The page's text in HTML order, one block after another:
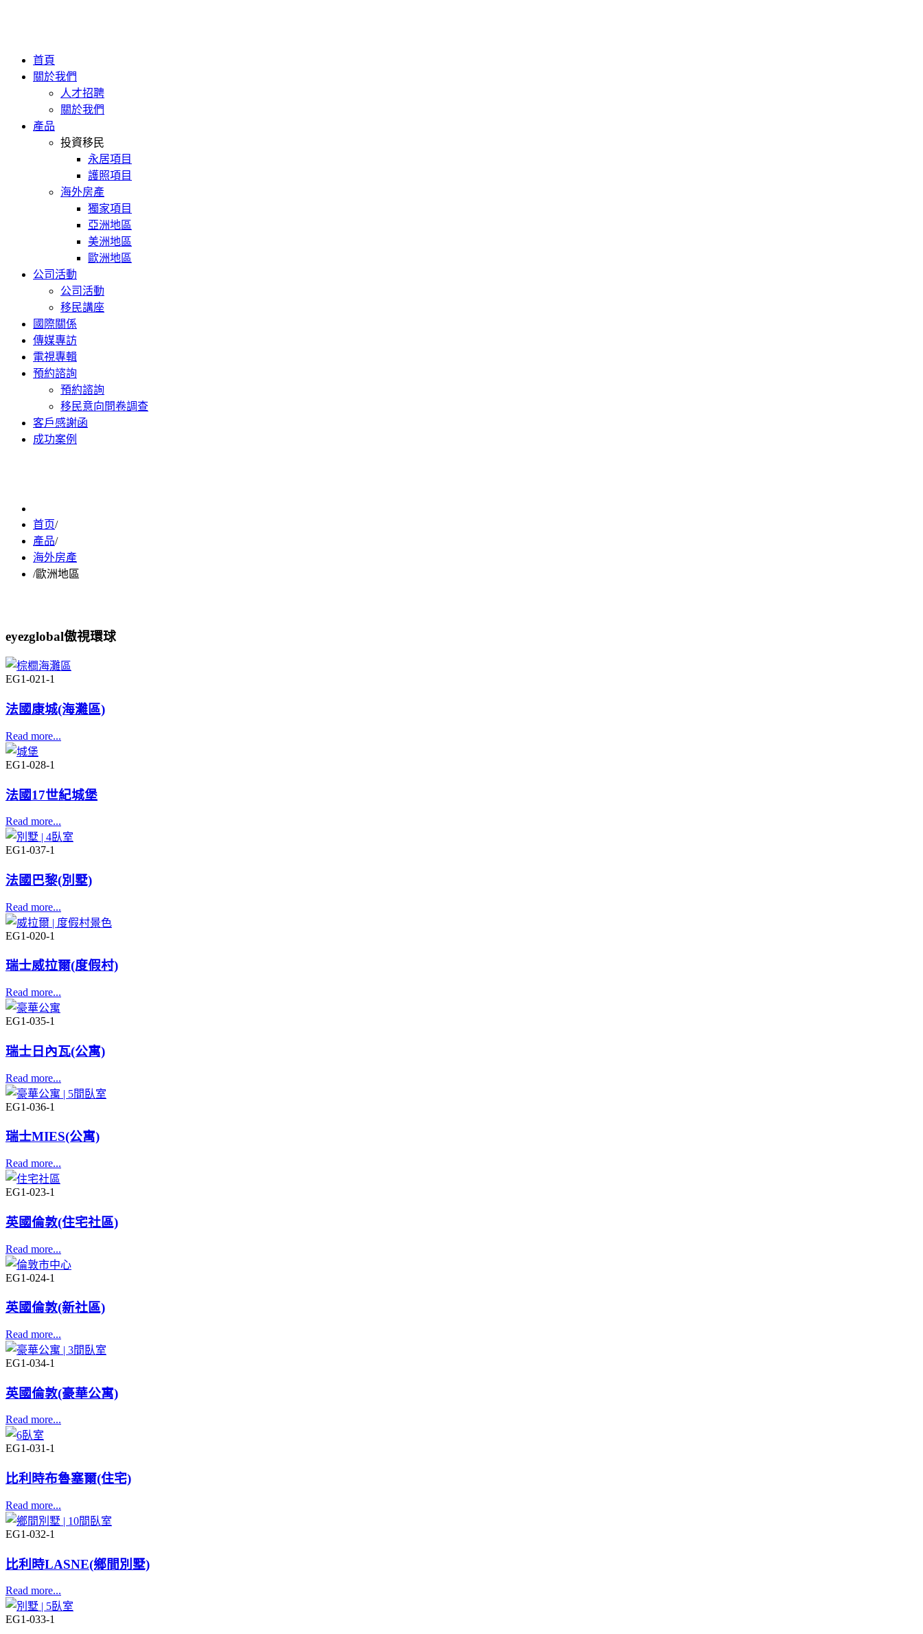
首頁
關於我們
人才招聘
關於我們
產品
投資移民
永居項目
護照項目
海外房產
獨家項目
亞洲地區
美洲地區
歐洲地區
公司活動
公司活動
移民講座
國際關係
傳媒專訪
電視專輯
預約諮詢
預約諮詢
移民意向問卷調查
客戶感謝函
成功案例
首页/
產品/
海外房產
/歐洲地區
eyezglobal傲視環球
EG1-021-1
法國康城(海灘區)
Read more...
EG1-028-1
法國17世紀城堡
Read more...
EG1-037-1
法國巴黎(別墅)
Read more...
EG1-020-1
瑞士威拉爾(度假村)
Read more...
EG1-035-1
瑞士日內瓦(公寓)
Read more...
EG1-036-1
瑞士MIES(公寓)
Read more...
EG1-023-1
英國倫敦(住宅社區)
Read more...
EG1-024-1
英國倫敦(新社區)
Read more...
EG1-034-1
英國倫敦(豪華公寓)
Read more...
EG1-031-1
比利時布魯塞爾(住宅)
Read more...
EG1-032-1
比利時LASNE(鄉間別墅)
Read more...
EG1-033-1